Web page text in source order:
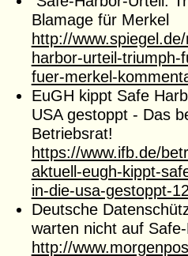
Blamage für Merkel
http://
harbor-urteil-triumph-
fuer-merkel-
EuGH kippt Safe
USA gestoppt - Das
Betriebsrat!
https://www.ifb.de/
aktuell-eugh-kippt-
in-die-usa-gestoppt-
Deutsche
warten nicht auf
http://